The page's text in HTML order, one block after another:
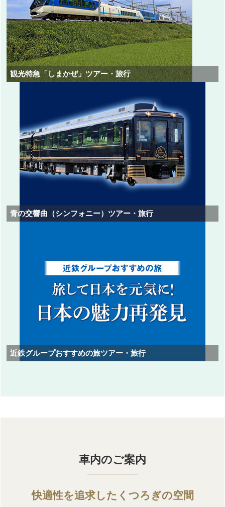
観光特急「しまかぜ」ツアー・旅行
青の交響曲（シンフォニー）ツアー・旅行
近鉄グループおすすめの旅ツアー・旅行
車内のご案内
快適性を追求したくつろぎの空間